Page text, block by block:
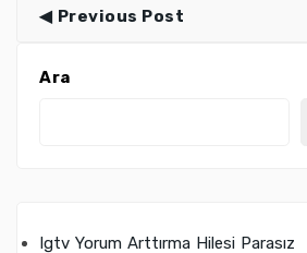
Previous Post
Ara
Igtv Yorum Arttırma Hilesi Parasız